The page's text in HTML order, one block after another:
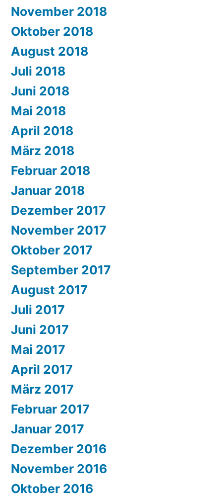
November 2018
Oktober 2018
August 2018
Juli 2018
Juni 2018
Mai 2018
April 2018
März 2018
Februar 2018
Januar 2018
Dezember 2017
November 2017
Oktober 2017
September 2017
August 2017
Juli 2017
Juni 2017
Mai 2017
April 2017
März 2017
Februar 2017
Januar 2017
Dezember 2016
November 2016
Oktober 2016